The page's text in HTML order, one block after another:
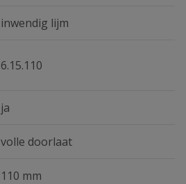
inwendig lijm
6.15.110
ja
volle doorlaat
110 mm